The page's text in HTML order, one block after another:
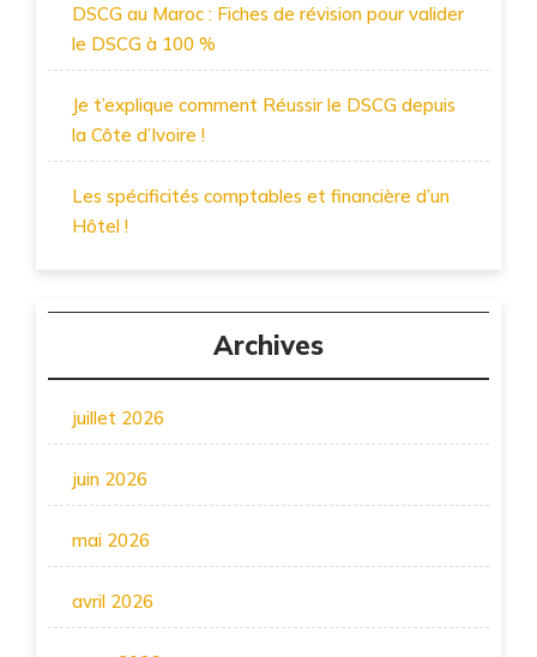
DSCG au Maroc : Fiches de révision pour valider
le DSCG à 100 %
Je t’explique comment Réussir le DSCG depuis
la Côte d’Ivoire !
Les spécificités comptables et financière d’un
Hôtel !
Archives
juillet 2026
juin 2026
mai 2026
avril 2026